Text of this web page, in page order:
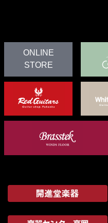
ONLINE
STORE